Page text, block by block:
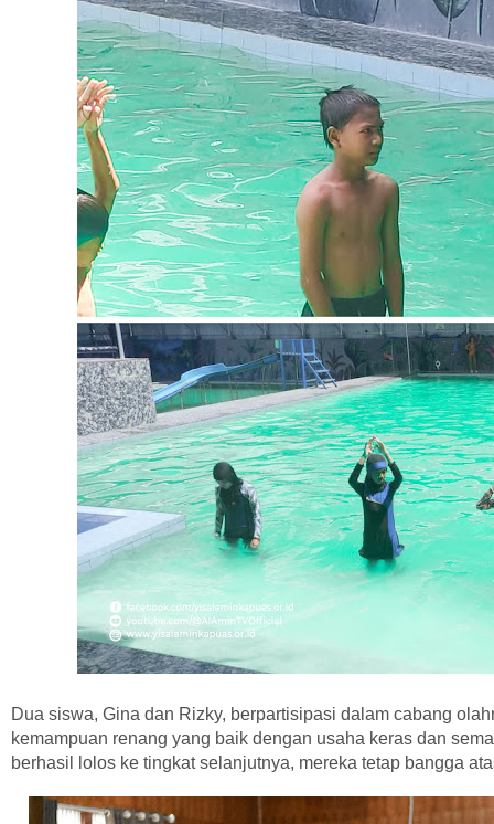
Dua siswa, Gina dan Rizky, berpartisipasi dalam cabang
kemampuan renang yang baik dengan usaha keras dan
berhasil lolos ke tingkat selanjutnya, mereka tetap bangga